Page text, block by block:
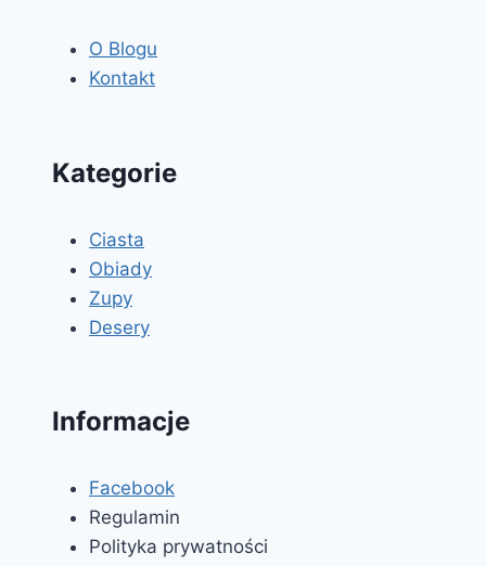
O Blogu
Kontakt
Kategorie
Ciasta
Obiady
Zupy
Desery
Informacje
Facebook
Regulamin
Polityka prywatności